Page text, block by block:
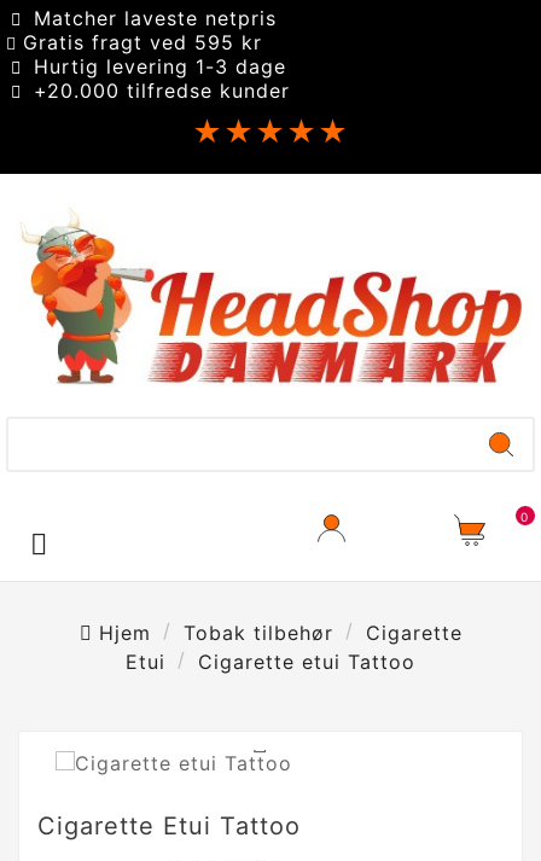
Matcher laveste netpris
Gratis fragt ved 595 kr
Hurtig levering 1-3 dage
+20.000 tilfredse kunder
★★★★★

0
Hjem Tobak tilbehør
Cigarette
Etui
Cigarette etui Tattoo

Cigarette Etui Tattoo